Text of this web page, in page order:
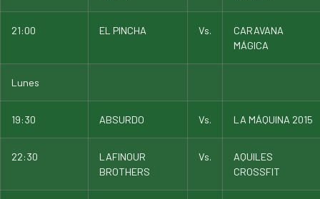
21:00 EL PINCHA Vs.
CARAVANA
MÁGICA
Lunes
19:30 ABSURDO Vs. LA MÁQUINA 2015
22:30
LAFINOUR
BROTHERS
Vs.
AQUILES
CROSSFIT